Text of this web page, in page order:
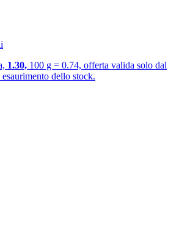
1.30, 100 g = 0.74, offerta valida solo dal
dello stock.